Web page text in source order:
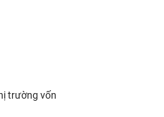
trường vốn